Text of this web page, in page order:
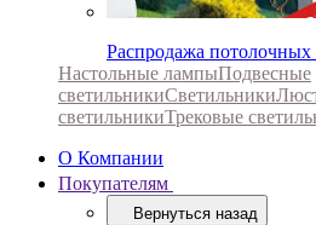
Распродажа потолочных
Настольные лампыПодвесные
светильникиСветильники
светильникиТрековые
О Компании
Покупателям
Вернуться назад